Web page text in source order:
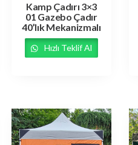
Kamp Çadırı 3×3
01 Gazebo Çadır
40’lık Mekanizmalı
Hızlı Teklif Al